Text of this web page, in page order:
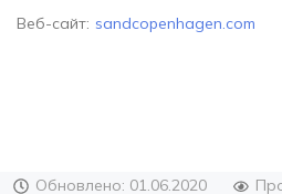
Веб-сайт: sandcopenhagen.com
Обновлено: 01.06.2020